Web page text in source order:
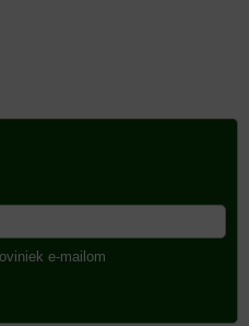
e-mailom